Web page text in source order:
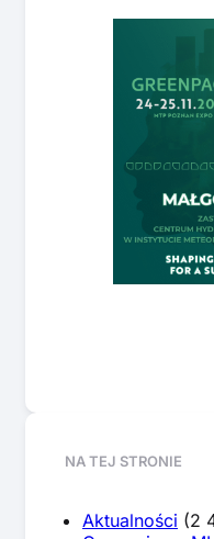
NA TEJ STRONIE
Aktualności (2